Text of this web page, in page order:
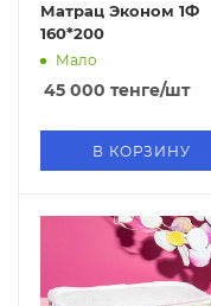
Матрац Эконом 1Ф
160*200
Мало
45 000 тенге/шт
В КОРЗИНУ